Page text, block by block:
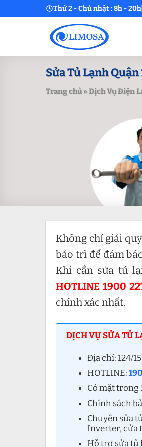
to
Thứ 2 - Chủ nhật : 8h - 20h
Sửa Tủ Lạnh Quận
Trang chủ»Dịch Vụ Điện
Không chỉ giải
bảo trì để đảm
Khi cần sửa tủ
HOTLINE 1900
chính xác nhất.
DỊCH VỤ SỬA TỦ
Địa chỉ: 124/
HOTLINE:
Có mặt trong
Chính sách
Chuyên sửa
Inverter, cửa
Hỗ trợ sửa tủ